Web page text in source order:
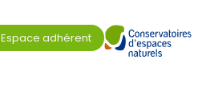
Espace adhérent